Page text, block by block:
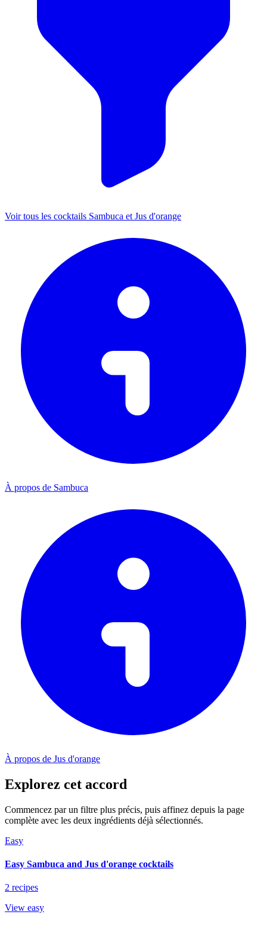
Voir tous les cocktails Sambuca et Jus d'orange
À propos de Sambuca
À propos de Jus d'orange
Explorez cet accord
Commencez par un filtre plus précis, puis affinez depuis la page
complète avec les deux ingrédients déjà sélectionnés.
Easy
Easy Sambuca and Jus d'orange cocktails
2 recipes
View easy